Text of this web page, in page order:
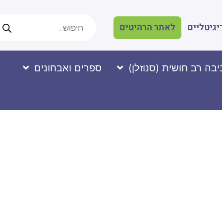
לאתר הרהיטים
רב חושית (סנוזלן) ספרים ואבחונים